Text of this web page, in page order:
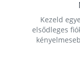
Kezeld
elsődleges